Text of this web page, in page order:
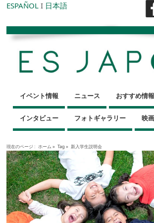
ESPAÑOL I 日本語
イベント情報 ニュース おすすめ情報
インタビュー フォトギャラリー 映画
現在のページ : ホーム » Tag » 新入学生説明会